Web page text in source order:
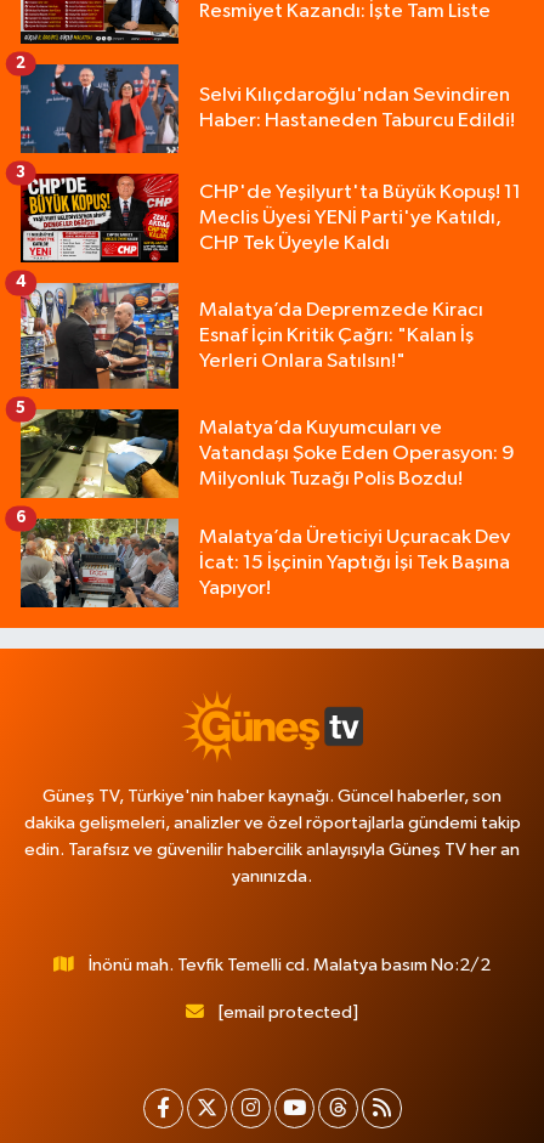
Resmiyet Kazandı: İşte Tam Liste
Selvi Kılıçdaroğlu'ndan Sevindiren
Haber: Hastaneden Taburcu Edildi!
2
CHP'de Yeşilyurt'ta Büyük Kopuş! 11
Meclis Üyesi YENİ Parti'ye Katıldı,
CHP Tek Üyeyle Kaldı
3
Malatya’da Depremzede Kiracı
Esnaf İçin Kritik Çağrı: "Kalan İş
Yerleri Onlara Satılsın!"
4
Malatya’da Kuyumcuları ve
Vatandaşı Şoke Eden Operasyon: 9
Milyonluk Tuzağı Polis Bozdu!
5
Malatya’da Üreticiyi Uçuracak Dev
İcat: 15 İşçinin Yaptığı İşi Tek Başına
Yapıyor!
6
Güneş TV, Türkiye'nin haber kaynağı. Güncel haberler, son
dakika gelişmeleri, analizler ve özel röportajlarla gündemi takip
edin. Tarafsız ve güvenilir habercilik anlayışıyla Güneş TV her an
yanınızda.
İnönü mah. Tevfik Temelli cd. Malatya basım No:2/2
[email protected]